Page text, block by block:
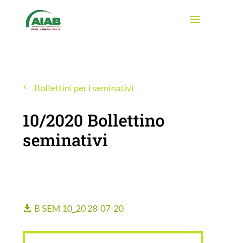
Bollettini per i seminativi
10/2020 Bollettino
seminativi
B SEM 10_20 28-07-20